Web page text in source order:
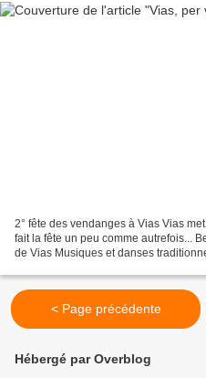
2° fête des vendanges à Vias Vias
fait la fête un peu comme autrefois...
de Vias Musiques et danses
< Page précédente
Hébergé par Overblog